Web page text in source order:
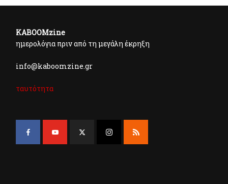
KABOOMzine
ημερολόγια πριν από τη μεγάλη έκρηξη
info@kaboomzine.gr
ταυτότητα